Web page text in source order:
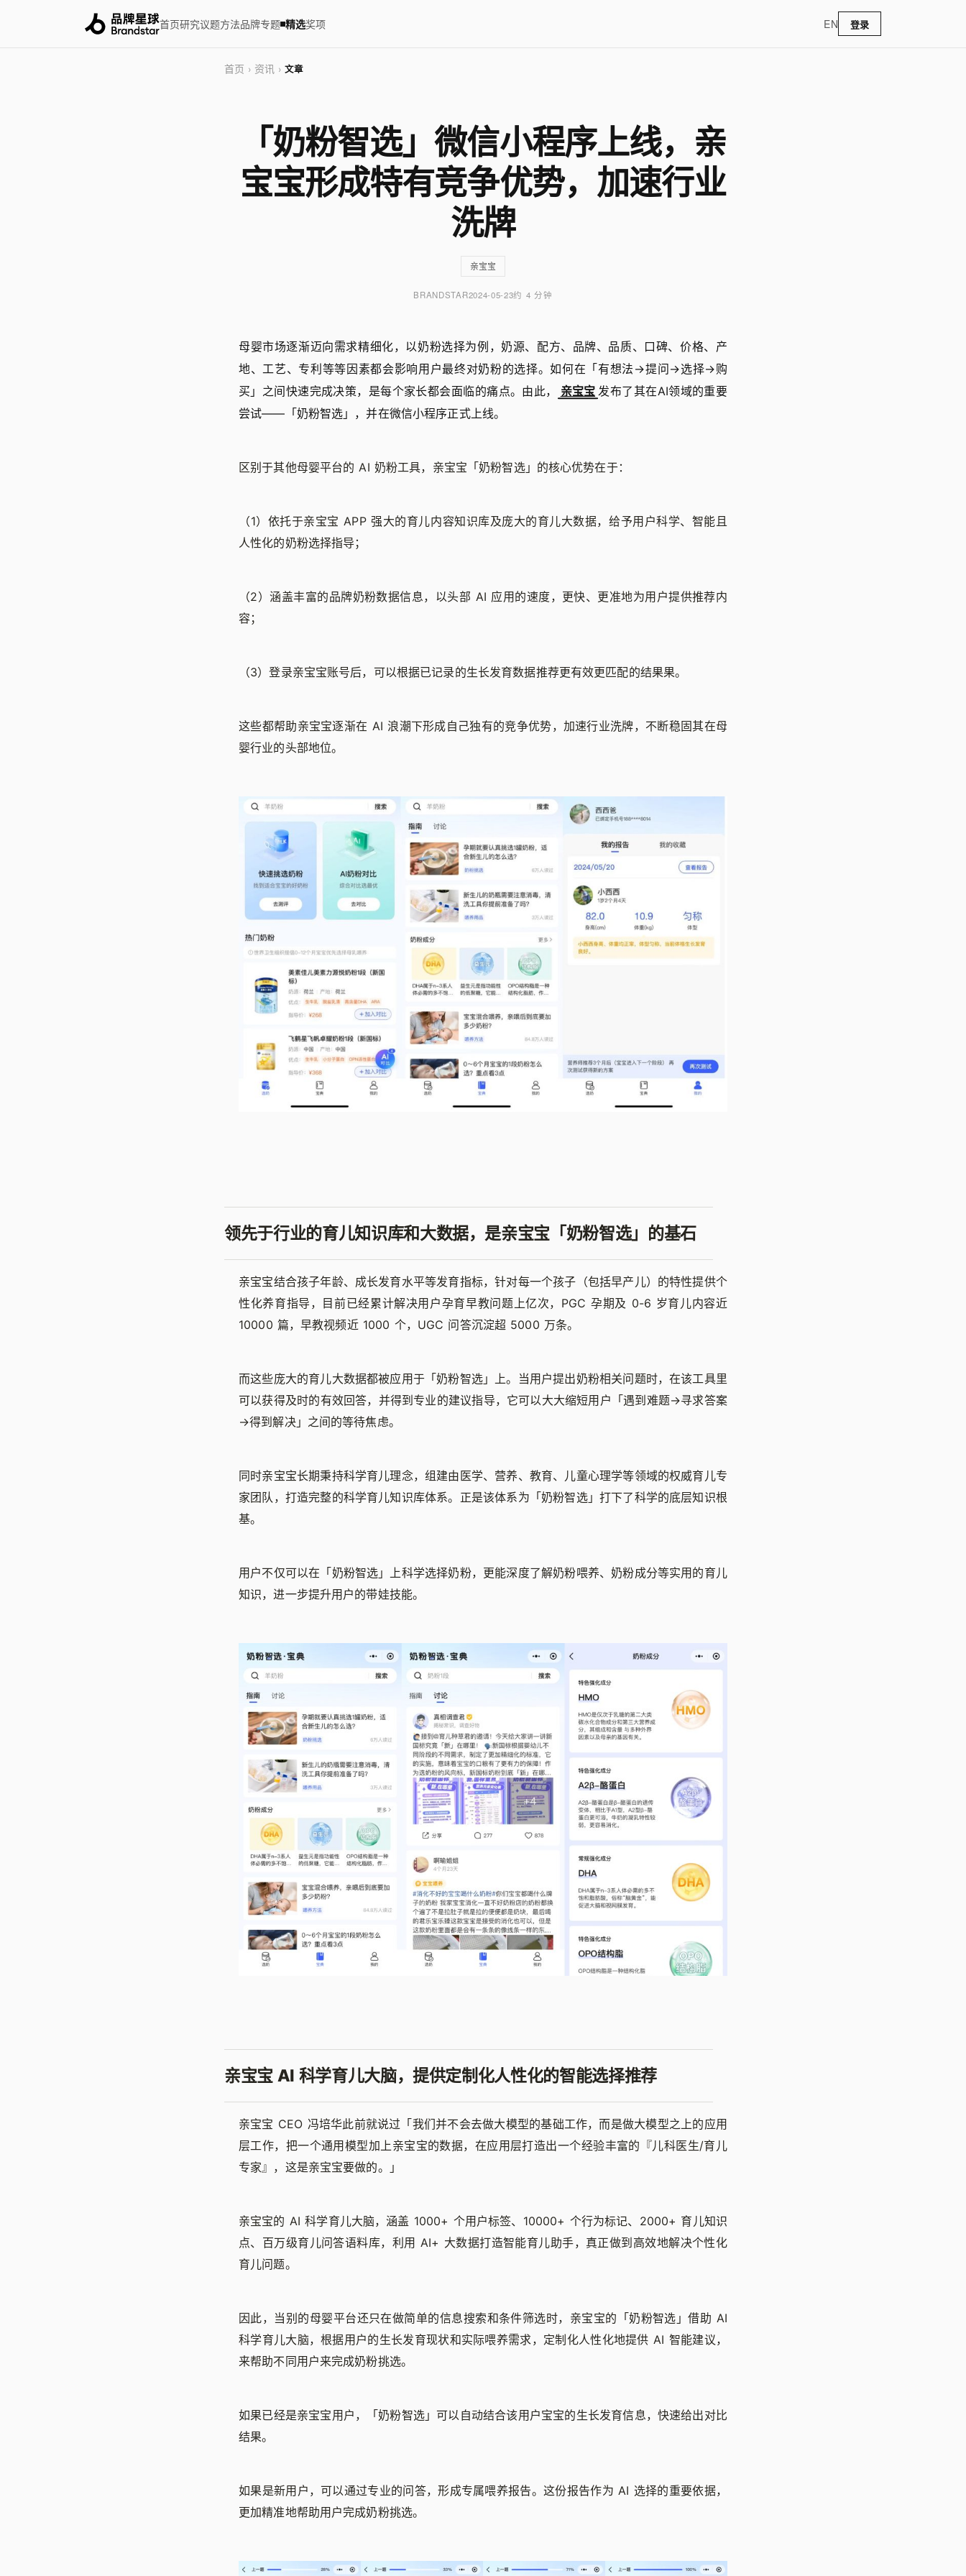
首页研究议题方法品牌专题 精选奖项 EN 登录
首页 › 资讯 › 文章
「奶粉智选」微信小程序上线，亲
宝宝形成特有竞争优势，加速行业
洗牌
亲宝宝
BRANDSTAR2024-05-23约 4 分钟
母婴市场逐渐迈向需求精细化，以奶粉选择为例，奶源、配方、品牌、品质、口碑、价格、产
地、工艺、专利等等因素都会影响用户最终对奶粉的选择。如何在「有想法→提问→选择→购
买」之间快速完成决策，是每个家长都会面临的痛点。由此，
亲宝宝 发布了其在AI领域的重要
尝试——「奶粉智选」，并在微信小程序正式上线。
区别于其他母婴平台的 AI 奶粉工具，亲宝宝「奶粉智选」的核心优势在于：
（1）依托于亲宝宝 APP 强大的育儿内容知识库及庞大的育儿大数据，给予用户科学、智能且
人性化的奶粉选择指导；
（2）涵盖丰富的品牌奶粉数据信息，以头部 AI 应用的速度，更快、更准地为用户提供推荐内
容；
（3）登录亲宝宝账号后，可以根据已记录的生长发育数据推荐更有效更匹配的结果果。
这些都帮助亲宝宝逐渐在 AI 浪潮下形成自己独有的竞争优势，加速行业洗牌，不断稳固其在母
婴行业的头部地位。
领先于行业的育儿知识库和大数据，是亲宝宝「奶粉智选」的基石
亲宝宝结合孩子年龄、成长发育水平等发育指标，针对每一个孩子（包括早产儿）的特性提供个
性化养育指导，目前已经累计解决用户孕育早教问题上亿次，PGC 孕期及 0-6 岁育儿内容近
10000 篇，早教视频近 1000 个，UGC 问答沉淀超 5000 万条。
而这些庞大的育儿大数据都被应用于「奶粉智选」上。当用户提出奶粉相关问题时，在该工具里
可以获得及时的有效回答，并得到专业的建议指导，它可以大大缩短用户「遇到难题→寻求答案
→得到解决」之间的等待焦虑。
同时亲宝宝长期秉持科学育儿理念，组建由医学、营养、教育、儿童心理学等领域的权威育儿专
家团队，打造完整的科学育儿知识库体系。正是该体系为「奶粉智选」打下了科学的底层知识根
基。
用户不仅可以在「奶粉智选」上科学选择奶粉，更能深度了解奶粉喂养、奶粉成分等实用的育儿
知识，进一步提升用户的带娃技能。
亲宝宝 AI 科学育儿大脑，提供定制化人性化的智能选择推荐
亲宝宝 CEO 冯培华此前就说过「我们并不会去做大模型的基础工作，而是做大模型之上的应用
层工作，把一个通用模型加上亲宝宝的数据，在应用层打造出一个经验丰富的『儿科医生/育儿
专家』，这是亲宝宝要做的。」
亲宝宝的 AI 科学育儿大脑，涵盖 1000+ 个用户标签、10000+ 个行为标记、2000+ 育儿知识
点、百万级育儿问答语料库，利用 AI+ 大数据打造智能育儿助手，真正做到高效地解决个性化
育儿问题。
因此，当别的母婴平台还只在做简单的信息搜索和条件筛选时，亲宝宝的「奶粉智选」借助 AI
科学育儿大脑，根据用户的生长发育现状和实际喂养需求，定制化人性化地提供 AI 智能建议，
来帮助不同用户来完成奶粉挑选。
如果已经是亲宝宝用户，「奶粉智选」可以自动结合该用户宝宝的生长发育信息，快速给出对比
结果。
如果是新用户，可以通过专业的问答，形成专属喂养报告。这份报告作为 AI 选择的重要依据，
更加精准地帮助用户完成奶粉挑选。